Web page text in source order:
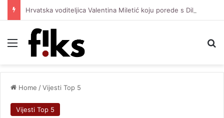
Menu
Home /Vijesti Top 5
Vijesti Top 5